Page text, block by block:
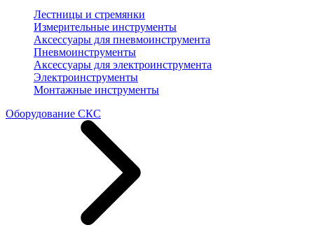
Лестницы и стремянки
Измерительные инструменты
Аксессуары для пневмоинструмента
Пневмоинструменты
Аксессуары для электроинструмента
Электроинструменты
Монтажные инструменты
Оборудование СКС